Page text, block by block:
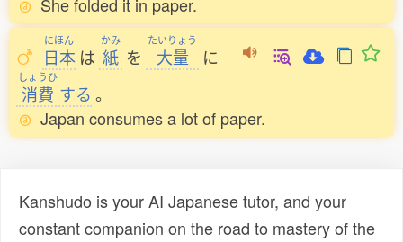
She folded it in paper.
にほん
日本 は
かみ
紙 を
たいりょう
大量 に
しょうひ
消費 する 。
Japan consumes a lot of paper.
Kanshudo is your AI Japanese tutor, and your
constant companion on the road to mastery of the